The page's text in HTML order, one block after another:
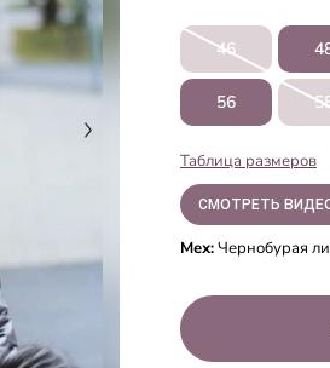
46
56
Таблица размеров
СМОТРЕТЬ
Мех:Чернобурая